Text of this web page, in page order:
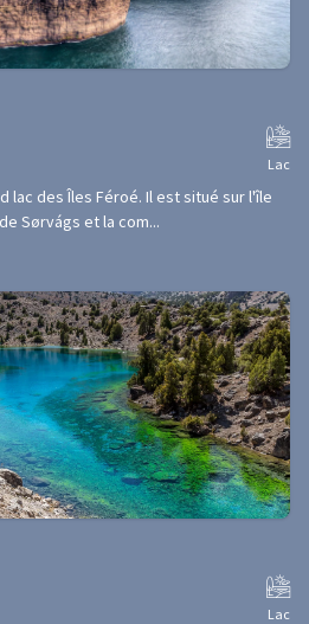
Lac
lac des Îles Féroé. Il est situé sur l'île
Sørvágs et la com...
Lac